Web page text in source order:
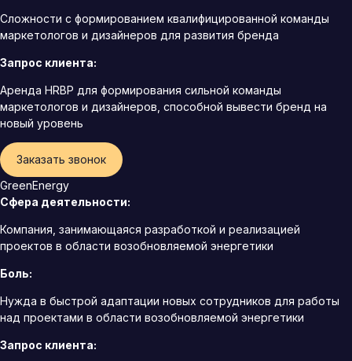
Сложности с формированием квалифицированной команды
маркетологов и дизайнеров для развития бренда
Запрос клиента:
Аренда HRBP для формирования сильной команды
маркетологов и дизайнеров, способной вывести бренд на
новый уровень
Заказать звонок
GreenEnergy
Сфера деятельности:
Компания, занимающаяся разработкой и реализацией
проектов в области возобновляемой энергетики
Боль:
Нужда в быстрой адаптации новых сотрудников для работы
над проектами в области возобновляемой энергетики
Запрос клиента: